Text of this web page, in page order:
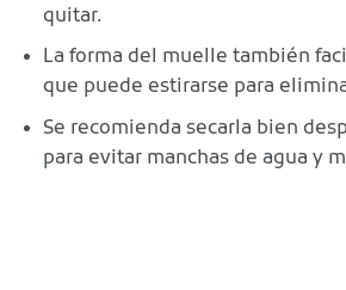
quitar.
La forma del muelle también
que puede estirarse para
Se recomienda secarla bien
para evitar manchas de agua y